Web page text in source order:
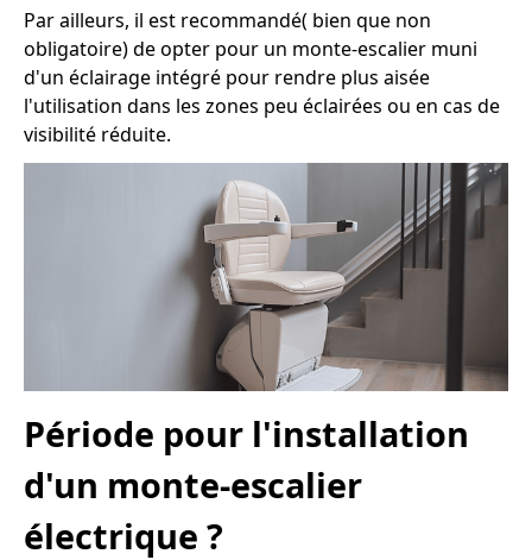
Par ailleurs, il est recommandé( bien que non
obligatoire) de opter pour un monte-escalier muni
d'un éclairage intégré pour rendre plus aisée
l'utilisation dans les zones peu éclairées ou en cas de
visibilité réduite.
Période pour l'installation
d'un monte-escalier
électrique ?